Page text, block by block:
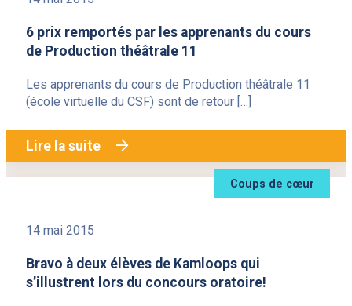
6 prix remportés par les apprenants du cours
de Production théâtrale 11
Les apprenants du cours de Production théâtrale 11
(école virtuelle du CSF) sont de retour […]
Lire la suite
Coups de cœur
14 mai 2015
Bravo à deux élèves de Kamloops qui
s’illustrent lors du concours oratoire!